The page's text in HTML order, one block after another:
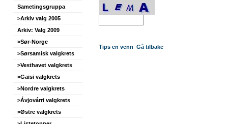
Sametingsgruppa
>Arkiv valg 2005
Arkiv: Valg 2009
>Sør-Norge
>Sørsamisk valgkrets
>Vesthavet valgkrets
>Gaisi valgkrets
>Nordre valgkrets
>Ávjovárri valgkrets
>Østre valgkrets
Tips en venn Gå tilbake